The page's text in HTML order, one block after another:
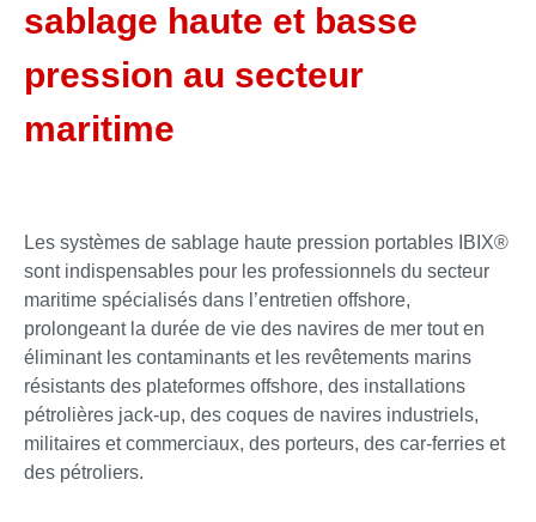
sablage haute et basse
pression au secteur
maritime
Les systèmes de sablage haute pression portables IBIX®
sont indispensables pour les professionnels du secteur
maritime spécialisés dans l’entretien offshore,
prolongeant la durée de vie des navires de mer tout en
éliminant les contaminants et les revêtements marins
résistants des plateformes offshore, des installations
pétrolières jack-up, des coques de navires industriels,
militaires et commerciaux, des porteurs, des car-ferries et
des pétroliers.